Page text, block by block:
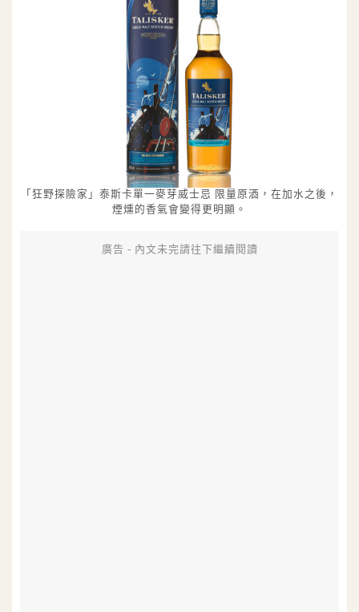
「狂野探險家」泰斯卡單一麥芽威士忌 限量原酒，在加水之後，
煙燻的香氣會變得更明顯。
廣告 - 內文未完請往下繼續閱讀